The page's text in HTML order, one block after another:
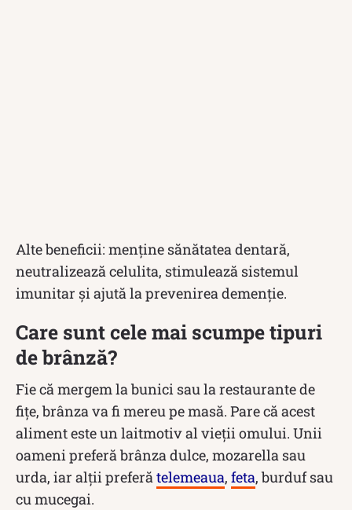
Alte beneficii: menține sănătatea dentară,
neutralizează celulita, stimulează sistemul
imunitar și ajută la prevenirea demenție.
Care sunt cele mai scumpe tipuri
de brânză?
Fie că mergem la bunici sau la restaurante de
fițe, brânza va fi mereu pe masă. Pare că acest
aliment este un laitmotiv al vieții omului. Unii
oameni preferă brânza dulce, mozarella sau
urda, iar alții preferătelemeaua, feta, burduf sau
cu mucegai.